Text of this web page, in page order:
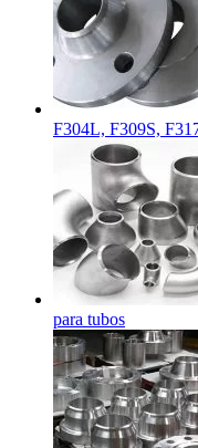
F304L, F309S,
para tubos